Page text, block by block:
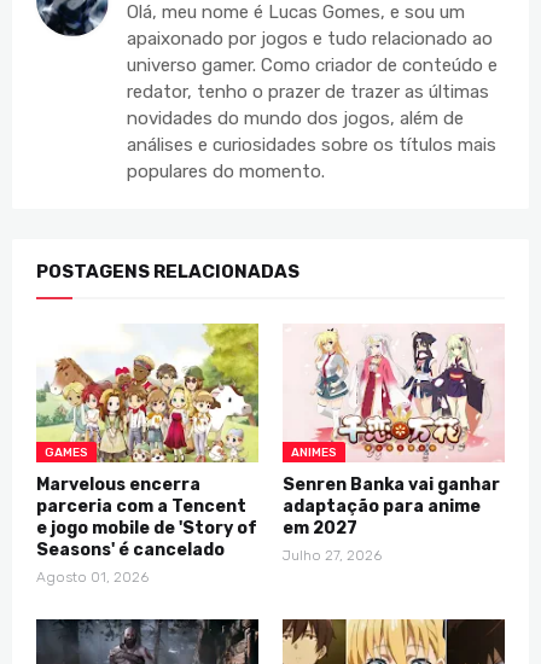
Olá, meu nome é Lucas Gomes, e sou um
apaixonado por jogos e tudo relacionado ao
universo gamer. Como criador de conteúdo e
redator, tenho o prazer de trazer as últimas
novidades do mundo dos jogos, além de
análises e curiosidades sobre os títulos mais
populares do momento.
POSTAGENS RELACIONADAS
GAMES
Marvelous encerra
parceria com a Tencent
e jogo mobile de 'Story of
Seasons' é cancelado
Agosto 01, 2026
ANIMES
Senren Banka vai ganhar
adaptação para anime
em 2027
Julho 27, 2026